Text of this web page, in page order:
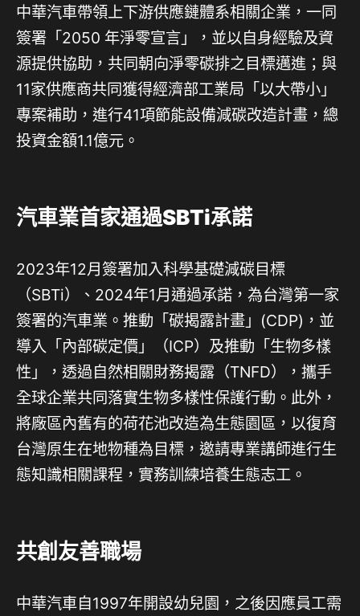
中華汽車帶領上下游供應鏈體系相關企業，一同
簽署「2050 年淨零宣言」，並以自身經驗及資
源提供協助，共同朝向淨零碳排之目標邁進；與
11家供應商共同獲得經濟部工業局「以大帶小」
專案補助，進行41項節能設備減碳改造計畫，總
投資金額1.1億元。
汽車業首家通過SBTi承諾
2023年12月簽署加入科學基礎減碳目標
（SBTi）、2024年1月通過承諾，為台灣第一家
簽署的汽車業。推動「碳揭露計畫」(CDP)，並
導入「內部碳定價」（ICP）及推動「生物多樣
性」，透過自然相關財務揭露（TNFD），攜手
全球企業共同落實生物多樣性保護行動。此外，
將廠區內舊有的荷花池改造為生態園區，以復育
台灣原生在地物種為目標，邀請專業講師進行生
態知識相關課程，實務訓練培養生態志工。
共創友善職場
中華汽車自1997年開設幼兒園，之後因應員工需